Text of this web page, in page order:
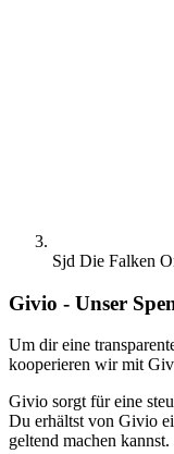
Sjd Die Falken
Givio - Unser
Um dir eine
kooperieren wir mit
Givio sorgt für eine
Du erhältst von Givio
geltend machen kannst.